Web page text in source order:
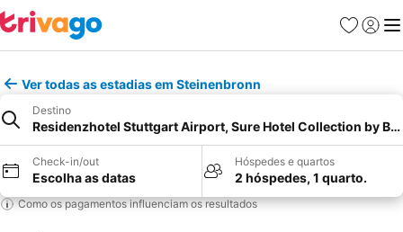
Favoritos
Iniciar
Ver todas as estadias em Steinenbronn
Destino
Residenzhotel Stuttgart Airport, Sure Hotel Collection by
Check-in/out
Escolha as datas
Hóspedes e quartos
2 hóspedes, 1 quarto.
Como os pagamentos influenciam os resultados